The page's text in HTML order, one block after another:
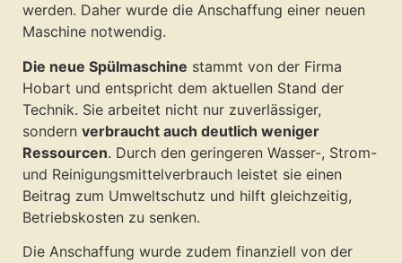
werden. Daher wurde die Anschaffung einer neuen
Maschine notwendig.
Die neue Spülmaschine stammt von der Firma
Hobart und entspricht dem aktuellen Stand der
Technik. Sie arbeitet nicht nur zuverlässiger,
sondern verbraucht auch deutlich weniger
Ressourcen. Durch den geringeren Wasser-, Strom-
und Reinigungsmittelverbrauch leistet sie einen
Beitrag zum Umweltschutz und hilft gleichzeitig,
Betriebskosten zu senken.
Die Anschaffung wurde zudem finanziell von der